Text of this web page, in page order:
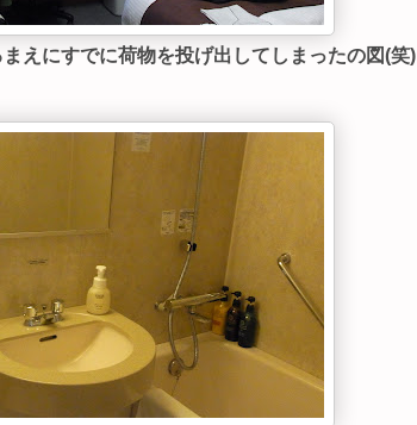
えにすでに荷物を投げ出してしまったの図(笑)